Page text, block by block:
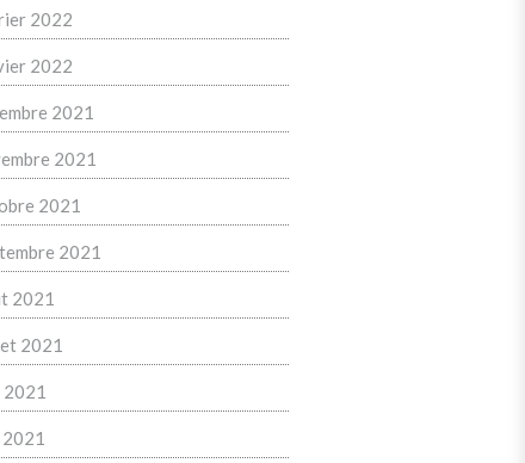
2022
2022
2021
2021
2021
2021
2021
2021
2021